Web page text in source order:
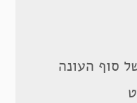
סוף העונה